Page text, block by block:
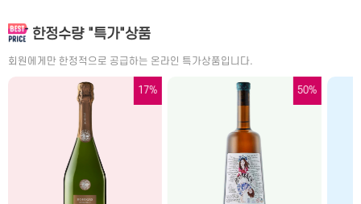
한정수량 "특가"상품
회원에게만 한정적으로 공급하는 온라인 특가상품입니다.
17% 50%